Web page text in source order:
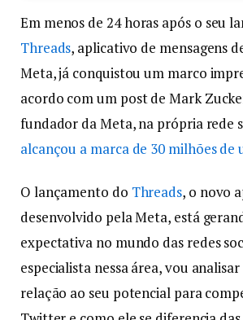
Em menos de 24 horas após o seu
Threads, aplicativo de mensagens
Meta, já conquistou um marco
acordo com um post de Mark
fundador da Meta, na própria rede
alcançou a marca de 30 milhões de
O lançamento do Threads, o novo
desenvolvido pela Meta, está
expectativa no mundo das redes
especialista nessa área, vou analisar
relação ao seu potencial para